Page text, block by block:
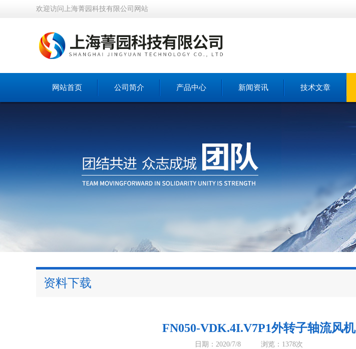
欢迎访问上海菁园科技有限公司网站
网站首页 公司简介 产品中心 新闻资讯 技术文章
资料下载
FN050-VDK.4I.V7P1外转子轴流风机
日期：2020/7/8 浏览：1378次